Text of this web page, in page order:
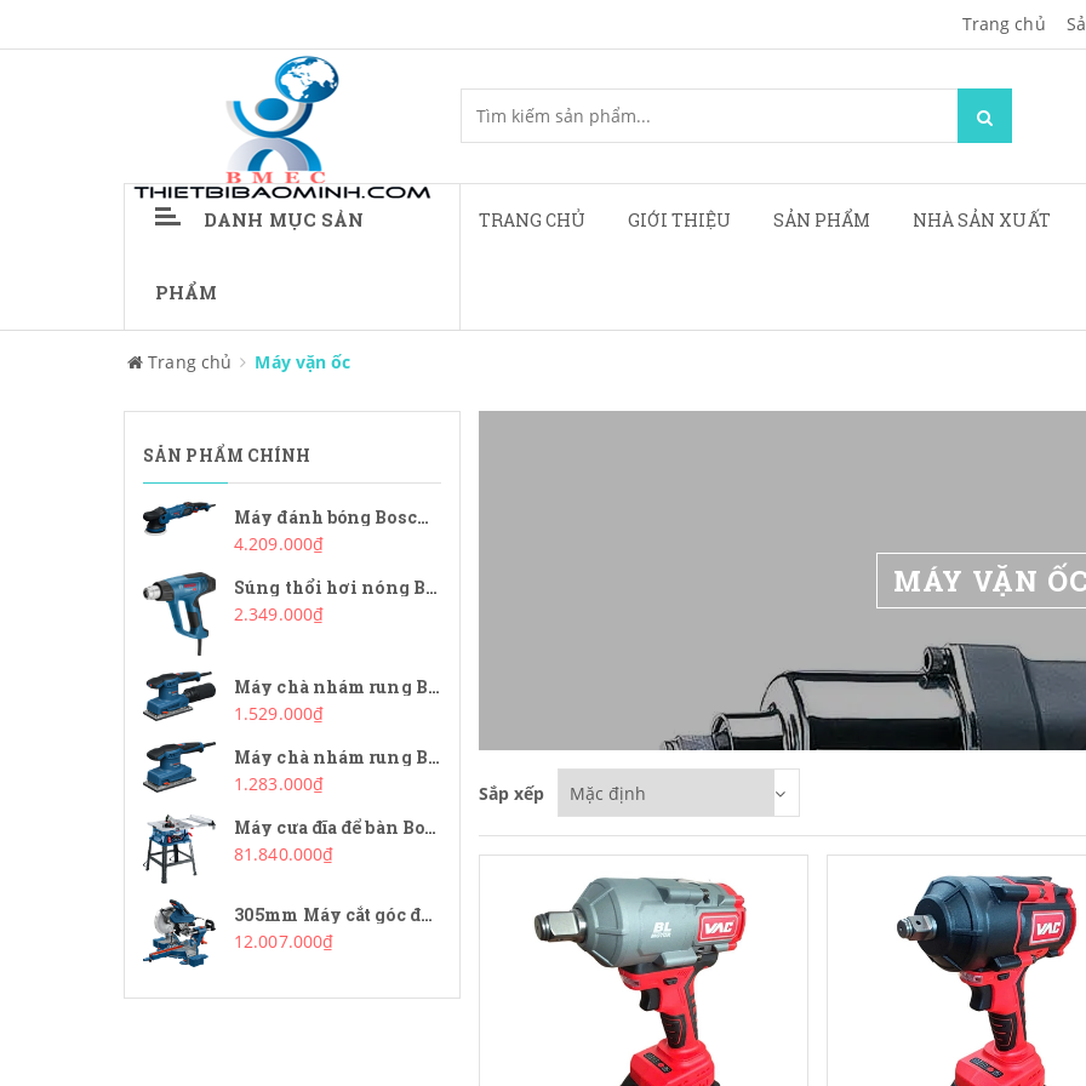
Trang chủ
DANH MỤC SẢN
PHẨM
TRANG CHỦ GIỚI THIỆU SẢN PHẨM NHÀ SẢN XUẤT
Trang chủ Máy vặn ốc
MÁY VẶN
Sắp xếp
SẢN PHẨM CHÍNH
Máy đánh bóng Bosch GPX9-125S
4.209.000₫
Súng thổi hơi nóng Bosch GHG 20-63
2.349.000₫
Máy chà nhám rung Bosch GSS 20-18 A
1.529.000₫
Máy chà nhám rung Bosch GSS 20-18
1.283.000₫
Máy cưa đĩa để bàn Bosch GTS 254
81.840.000₫
305mm Máy cắt góc đa năng Bosch GCM 340-305D
12.007.000₫